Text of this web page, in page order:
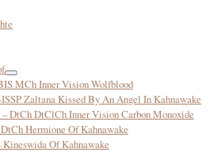
MCh Inner Vision Wolfblood
Zaltana Kissed By An Angel In Kahnawake
– DtCh DtClCh Inner Vision Carbon Monoxide
Hermione Of Kahnawake
Kineswida Of Kahnawake